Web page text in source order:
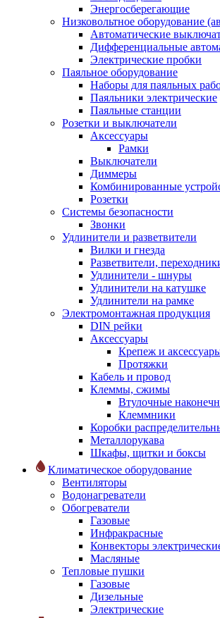
Энергосберегающие
Низковольтное оборудование
Автоматические
Дифференциальные
Электрические пробки
Паяльное оборудование
Наборы для паяльных
Паяльники электрические
Паяльные станции
Розетки и выключатели
Аксессуары
Рамки
Выключатели
Диммеры
Комбинированные
Розетки
Системы безопасности
Звонки
Удлинители и разветвители
Вилки и гнезда
Разветвители,
Удлинители - шнуры
Удлинители на катушке
Удлинители на рамке
Электромонтажная продукция
DIN рейки
Аксессуары
Крепеж и
Протяжки
Кабель и провод
Клеммы, сжимы
Втулочные
Клеммники
Коробки
Металлорукава
Шкафы, щитки и боксы
Климатическое оборудование
Вентиляторы
Водонагреватели
Обогреватели
Газовые
Инфракрасные
Конвекторы
Масляные
Тепловые пушки
Газовые
Дизельные
Электрические